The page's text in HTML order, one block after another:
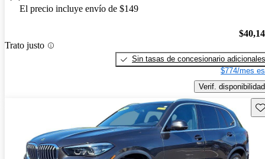
El precio incluye envío de $149
Trato justo
Sin tasas de concesionario adicionales
$774/mes
Verif. disponibilidad